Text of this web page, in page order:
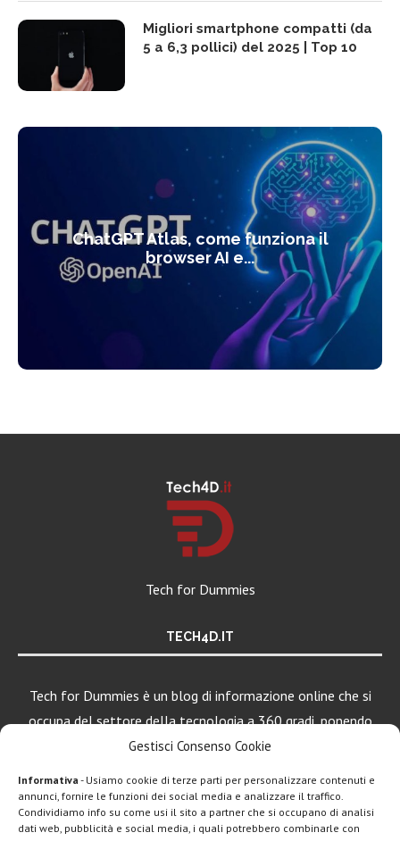
Gestisci Consenso Cookie
Informativa - Usiamo cookie di terze parti per personalizzare contenuti e
annunci, fornire le funzioni dei social media e analizzare il traffico.
Condividiamo info su come usi il sito a partner che si occupano di analisi
dati web, pubblicità e social media, i quali potrebbero combinarle con
Migliori smartphone compatti (da
5 a 6,3 pollici) del 2025 | Top 10
ChatGPT Atlas, come funziona il
browser AI e...
Tech for Dummies
TECH4D.IT
Tech for Dummies è un blog di informazione online che si
occupa del settore della tecnologia a 360 gradi, ponendo
una particolare attenzione al mondo Android, Apple e
LEGGI ANCHE